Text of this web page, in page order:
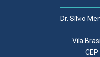
Dr. Sílvio
Vila